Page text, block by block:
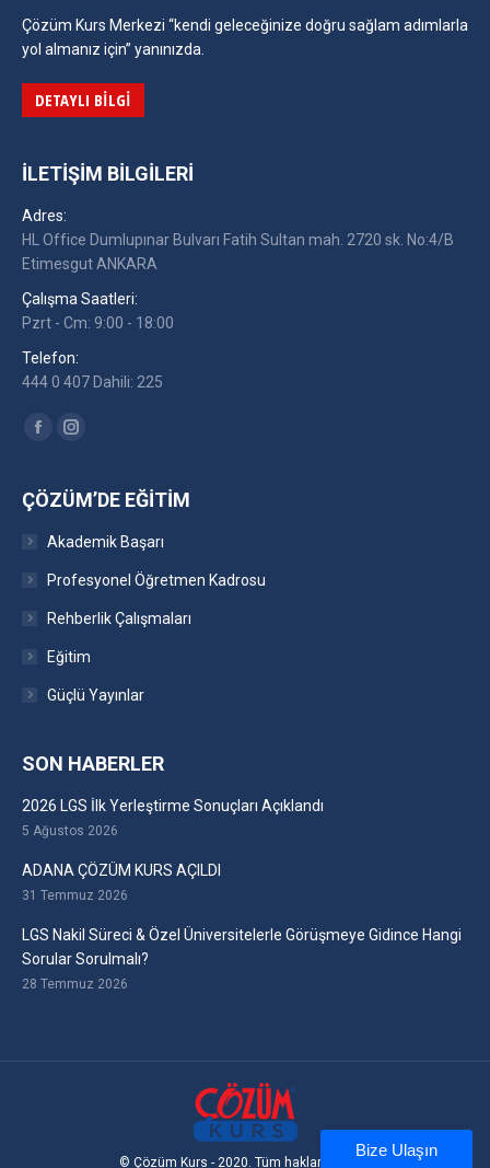
Çözüm Kurs Merkezi “kendi geleceğinize doğru sağlam adımlarla
yol almanız için” yanınızda.
DETAYLI BILGI
İLETIŞIM BILGILERI
Adres:
HL Office Dumlupınar Bulvarı Fatih Sultan mah. 2720 sk. No:4/B
Etimesgut ANKARA
Çalışma Saatleri:
Pzrt - Cm: 9:00 - 18:00
Telefon:
444 0 407 Dahili: 225
Find us on:
FacebookInstagram
ÇÖZÜM’DE EĞITIM
Akademik Başarı
Profesyonel Öğretmen Kadrosu
Rehberlik Çalışmaları
Eğitim
Güçlü Yayınlar
SON HABERLER
2026 LGS İlk Yerleştirme Sonuçları Açıklandı
5 Ağustos 2026
ADANA ÇÖZÜM KURS AÇILDI
31 Temmuz 2026
LGS Nakil Süreci & Özel Üniversitelerle Görüşmeye Gidince Hangi
Sorular Sorulmalı?
28 Temmuz 2026
© Çözüm Kurs - 2020. Tüm hakları saklıdır
Bize Ulaşın